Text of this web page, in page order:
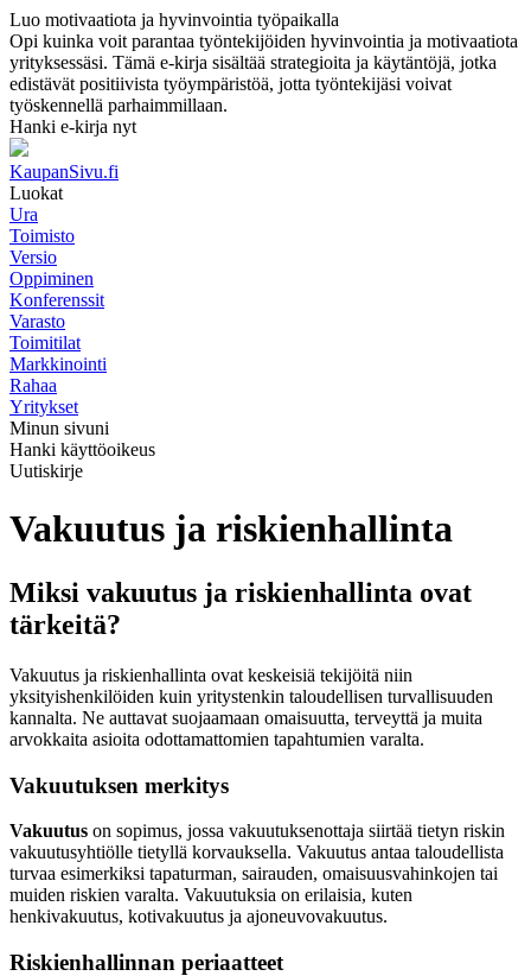
Luo motivaatiota ja hyvinvointia työpaikalla
Opi kuinka voit parantaa työntekijöiden hyvinvointia ja motivaatiota
yrityksessäsi. Tämä e-kirja sisältää strategioita ja käytäntöjä, jotka
edistävät positiivista työympäristöä, jotta työntekijäsi voivat
työskennellä parhaimmillaan.
Hanki e-kirja nyt
KaupanSivu.fi
Luokat
Ura
Toimisto
Versio
Oppiminen
Konferenssit
Varasto
Toimitilat
Markkinointi
Rahaa
Yritykset
Minun sivuni
Hanki käyttöoikeus
Uutiskirje
Vakuutus ja riskienhallinta
Miksi vakuutus ja riskienhallinta ovat
tärkeitä?
Vakuutus ja riskienhallinta ovat keskeisiä tekijöitä niin
yksityishenkilöiden kuin yritystenkin taloudellisen turvallisuuden
kannalta. Ne auttavat suojaamaan omaisuutta, terveyttä ja muita
arvokkaita asioita odottamattomien tapahtumien varalta.
Vakuutuksen merkitys
Vakuutus on sopimus, jossa vakuutuksenottaja siirtää tietyn riskin
vakuutusyhtiölle tietyllä korvauksella. Vakuutus antaa taloudellista
turvaa esimerkiksi tapaturman, sairauden, omaisuusvahinkojen tai
muiden riskien varalta. Vakuutuksia on erilaisia, kuten
henkivakuutus, kotivakuutus ja ajoneuvovakuutus.
Riskienhallinnan periaatteet